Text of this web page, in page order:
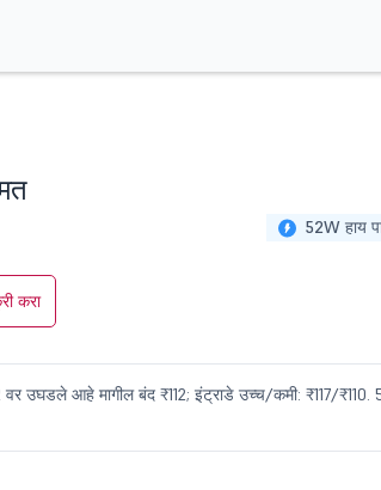
52W हाय
करा
वर उघडले आहे मागील बंद ₹112; इंट्राडे उच्च/कमी: ₹117/